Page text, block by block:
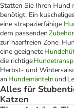
Statten Sie Ihren Hund
benötigt. Ein kuscheliges
eine strapazierfähige
dem passenden
zur haarfreien Zone.
eine geeignete
die richtige
Herbst- und
an Hundemänteln und
Alles für
Katzen